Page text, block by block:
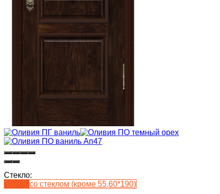
Стекло:
со стеклом (кроме 55,60*190)